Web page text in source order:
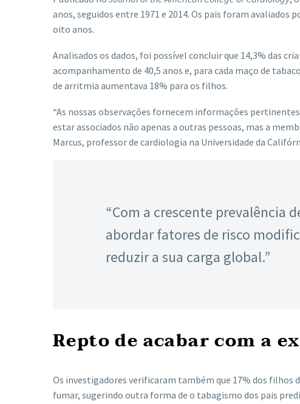
anos, seguidos entre 1971 e 2014. Os pais foram avaliados
oito anos.
Analisados os dados, foi possível concluir que 14,3% das
acompanhamento de 40,5 anos e, para cada maço de
de arritmia aumentava 18% para os filhos.
“As nossas observações fornecem informações
estar associados não apenas a outras pessoas, mas a
Marcus, professor de cardiologia na Universidade da
“Com a crescente prevalência
abordar fatores de risco
reduzir a sua carga global.”
Repto de acabar com a
Os investigadores verificaram também que 17% dos
fumar, sugerindo outra forma de o tabagismo dos pais